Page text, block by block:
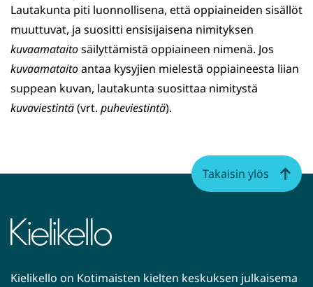
Lautakunta piti luonnollisena, että oppiaineiden sisällöt
muuttuvat, ja suositti ensisijaisena nimityksen
kuvaamataitosäilyttämistä oppiaineen nimenä. Jos
kuvaamataitoantaa kysyjien mielestä oppiaineesta liian
suppean kuvan, lautakunta suosittaa nimitystä
kuvaviestintä(vrt. puheviestintä).
Kielikello on Kotimaisten kielten keskuksen julkaisema
Takaisin ylös